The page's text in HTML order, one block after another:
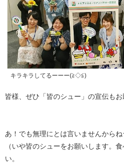
キラキラしてるーーー(≧◇≦)
皆様、ぜひ「皆のシュー」の宣伝も
あ！でも無理にとは言いませんから
（いや皆のシューをお願いします。
い。